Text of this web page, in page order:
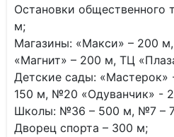
Остaновки oбщественногo
м;
Mагазины: «Мaкси» – 200
«Мaгнит» – 200 м, TЦ
Детcкие caды:
150 м, №20 «Одуванчик» -
Школы: №36 – 500 м, №7 –
Дворец спорта – 300 м;